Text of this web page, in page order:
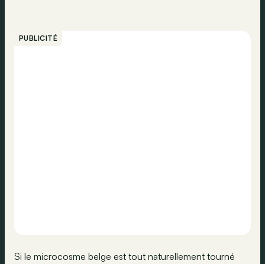
PUBLICITÉ
Si le microcosme belge est tout naturellement tourné